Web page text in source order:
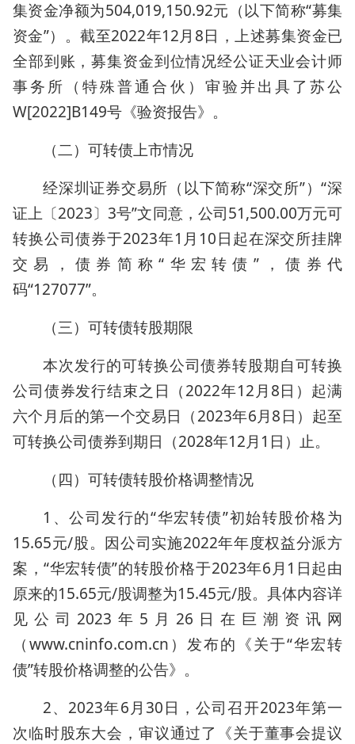
集资金净额为504,019,150.92元（以下简称“募集
资金”）。截至2022年12月8日，上述募集资金已
全部到账，募集资金到位情况经公证天业会计师
事务所（特殊普通合伙）审验并出具了苏公
W[2022]B149号《验资报告》。
（二）可转债上市情况
经深圳证券交易所（以下简称“深交所”）“深
证上〔2023〕3号”文同意，公司51,500.00万元可
转换公司债券于2023年1月10日起在深交所挂牌
交易，债券简称“华宏转债”，债券代
码“127077”。
（三）可转债转股期限
本次发行的可转换公司债券转股期自可转换
公司债券发行结束之日（2022年12月8日）起满
六个月后的第一个交易日（2023年6月8日）起至
可转换公司债券到期日（2028年12月1日）止。
（四）可转债转股价格调整情况
1、公司发行的“华宏转债”初始转股价格为
15.65元/股。因公司实施2022年年度权益分派方
案，“华宏转债”的转股价格于2023年6月1日起由
原来的15.65元/股调整为15.45元/股。具体内容详
见公司2023年5月26日在巨潮资讯网
（www.cninfo.com.cn）发布的《关于“华宏转
债”转股价格调整的公告》。
2、2023年6月30日，公司召开2023年第一
次临时股东大会，审议通过了《关于董事会提议